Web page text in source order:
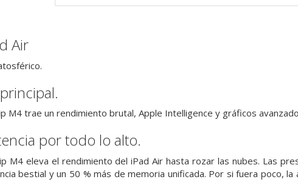
Air
M4 trae un rendimiento brutal, Apple Intelligence y gráficos
por todo lo alto.
M4 eleva el rendimiento del iPad Air hasta rozar las nubes. Las
bestial y un 50 % más de memoria unificada. Por si fuera poco,